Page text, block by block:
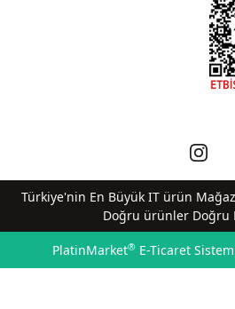
Türkiye'nin En Büyük IT ürün
Doğru ürünler Doğru
PlatinMarket®E-Ticaret